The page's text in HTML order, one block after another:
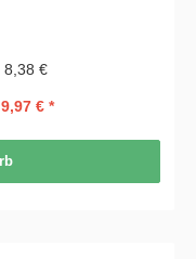
8,38 €
€ *